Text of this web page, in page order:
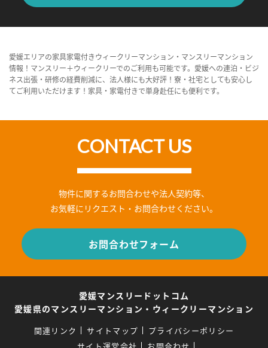
愛媛エリアの家具家電付きウィークリーマンション・マンスリーマンション
情報！マンスリー＋ウィークリーでのご利用も可能です。愛媛への連泊・ビジ
ネス出張・研修の経費削減に、法人様にも大好評！寮・社宅としても安心し
てご利用いただけます！家具・家電付きで単身赴任にも便利です。
CONTACT US
物件に関するお問合わせや法人契約等、
お気軽にリクエスト・お問合わせください。
お問合わせフォーム
愛媛マンスリードットコム
愛媛県のマンスリーマンション・ウィークリーマンション
関連リンク サイトマップ
プライバシーポリシー